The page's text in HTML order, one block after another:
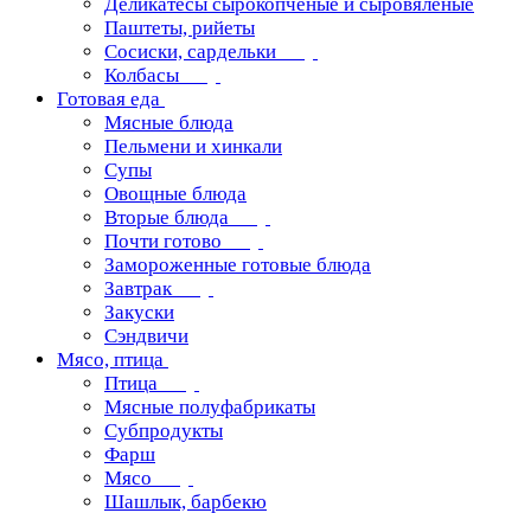
Паштеты, рийеты
Сосиски, сардельки
Колбасы
Готовая еда
Мясные блюда
Пельмени и хинкали
Супы
Овощные блюда
Вторые блюда
Почти готово
Замороженные готовые блюда
Завтрак
Закуски
Сэндвичи
Мясо, птица
Птица
Мясные полуфабрикаты
Субпродукты
Фарш
Мясо
Шашлык, барбекю